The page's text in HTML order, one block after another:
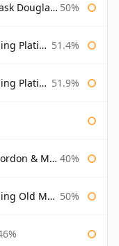
Laing 50%
Selection 51.4%
Selection 51.9%
& Macphail 40%
Malt Cask 50%